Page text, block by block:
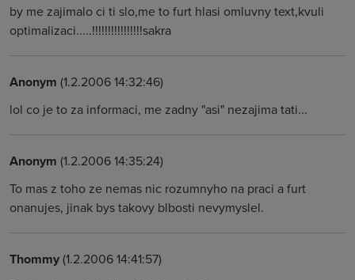
by me zajimalo ci ti slo,me to furt hlasi omluvny text,kvuli
optimalizaci.....!!!!!!!!!!!!!!!!sakra
Anonym (1.2.2006 14:32:46)
lol co je to za informaci, me zadny "asi" nezajima tati...
Anonym (1.2.2006 14:35:24)
To mas z toho ze nemas nic rozumnyho na praci a furt
onanujes, jinak bys takovy blbosti nevymyslel.
Thommy(1.2.2006 14:41:57)